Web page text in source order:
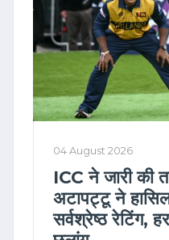
04 August 2026
ICC ने जारी की
अटापट्टू ने
सर्वश्रेष्ठ रेटिंग,